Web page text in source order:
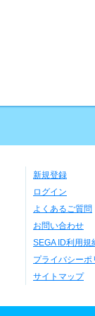
新規登録
ログイン
よくあるご質問
お問い合わせ
SEGA ID利用規
プライバシーポ
サイトマップ